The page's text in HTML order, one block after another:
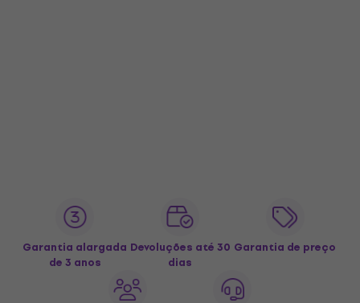
Garantia alargada
de 3 anos
Devoluções até 30
dias
Garantia de preço